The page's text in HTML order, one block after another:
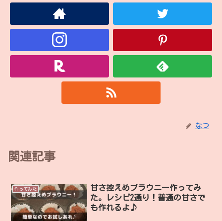
なつ
関連記事
作ってみた
甘さ控えめブラウニー作ってみ
た。レシピ2通り！普通の甘さで
も作れるよ♪